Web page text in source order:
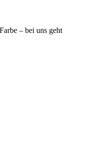
– bei uns geht